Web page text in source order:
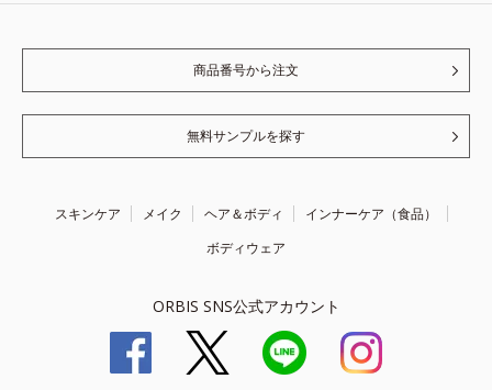
商品番号から注文
無料サンプルを探す
スキンケア メイク ヘア＆ボディ
インナーケア（食品）
ボディウェア
ORBIS SNS公式アカウント